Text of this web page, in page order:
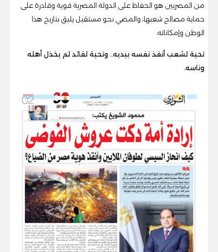
من المصريين هو الحفاظ على الدولة المصرية قوية وقادرة على
حماية مصالح شعبها، والمضي نحو مستقبل يليق بتاريخ هذا
الوطن وإمكاناته.
تحية لشعب أنقذ نفسه بيديه.. وتحية لقائد لم يخذل أهله
وناسه.